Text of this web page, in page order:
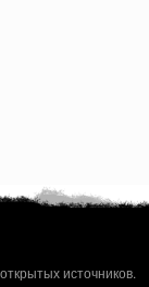
источников.